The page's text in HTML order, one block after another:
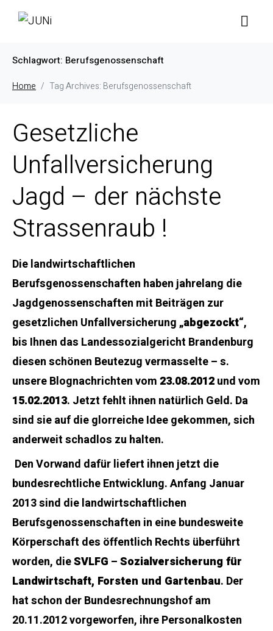
Schlagwort: Berufsgenossenschaft
Home Tag Archives: Berufsgenossenschaft
Gesetzliche
Unfallversicherung
Jagd – der nächste
Strassenraub !
Die landwirtschaftlichen
Berufsgenossenschaften haben jahrelang die
Jagdgenossenschaften mit Beiträgen zur
gesetzlichen Unfallversicherung „abgezockt“,
bis Ihnen das Landessozialgericht Brandenburg
diesen schönen Beutezug vermasselte – s.
unsere Blognachrichten vom23.08.2012und vom
15.02.2013. Jetzt fehlt ihnen natürlich Geld. Da
sind sie auf die glorreiche Idee gekommen, sich
anderweit schadlos zu halten.
Den Vorwand dafür liefert ihnen jetzt die
bundesrechtliche Entwicklung. Anfang Januar
2013 sind die landwirtschaftlichen
Berufsgenossenschaften in eine bundesweite
Körperschaft des öffentlich Rechts überführt
worden, dieSVLFG –Sozialversicherung für
Landwirtschaft, Forsten und Gartenbau. Der
hat schon der Bundesrechnungshof am
20.11.2012 vorgeworfen, ihre Personalkosten